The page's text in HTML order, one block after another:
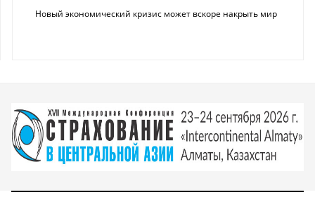
Новый экономический кризис может вскоре накрыть мир